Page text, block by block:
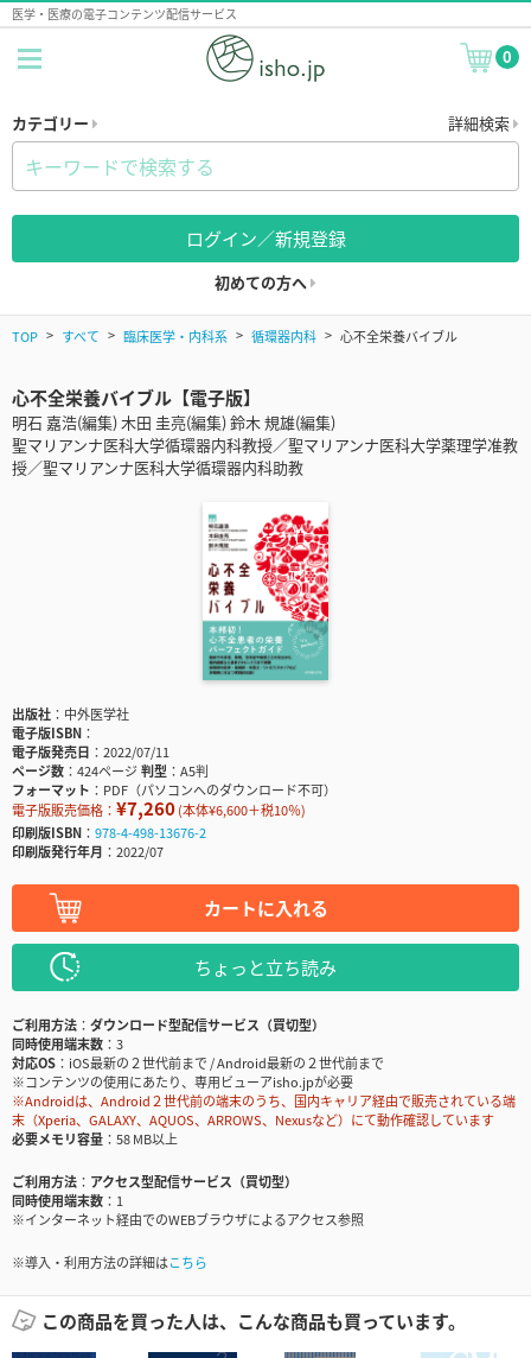
医学・医療の電子コンテンツ配信サービス
0
カテゴリー 詳細検索
ログイン／新規登録
初めての方へ
TOP すべて 臨床医学・内科系 循環器内科 心不全栄養バイブル
心不全栄養バイブル【電子版】
明石 嘉浩(編集) 木田 圭亮(編集) 鈴木 規雄(編集)
聖マリアンナ医科大学循環器内科教授／聖マリアンナ医科大学薬理学准教
授／聖マリアンナ医科大学循環器内科助教
出版社
中外医学社
電子版ISBN
電子版発売日
2022/07/11
ページ数
424ページ判型
A5判
フォーマット
PDF（パソコンへのダウンロード不可）
電子版販売価格： ¥7,260(本体¥6,600＋税10％)
印刷版ISBN
978-4-498-13676-2
印刷版発行年月
2022/07
カートに入れる
ちょっと立ち読み
ご利用方法
ダウンロード型配信サービス（買切型）
同時使用端末数
3
対応OS
iOS最新の２世代前まで / Android最新の２世代前まで
※コンテンツの使用にあたり、専用ビューアisho.jpが必要
※Androidは、Android２世代前の端末のうち、国内キャリア経由で販売されている端
末（Xperia、GALAXY、AQUOS、ARROWS、Nexusなど）にて動作確認しています
必要メモリ容量
58 MB以上
ご利用方法
アクセス型配信サービス（買切型）
同時使用端末数
1
※インターネット経由でのWEBブラウザによるアクセス参照
※導入・利用方法の詳細はこちら
この商品を買った人は、こんな商品も買っています。